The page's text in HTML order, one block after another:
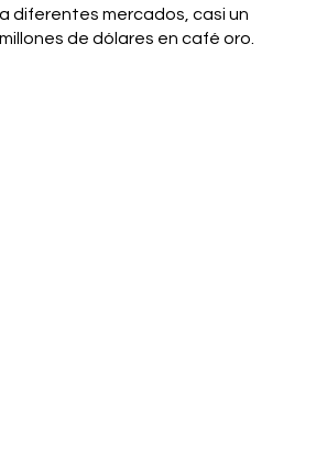
diferentes mercados, casi un
de dólares en café oro.